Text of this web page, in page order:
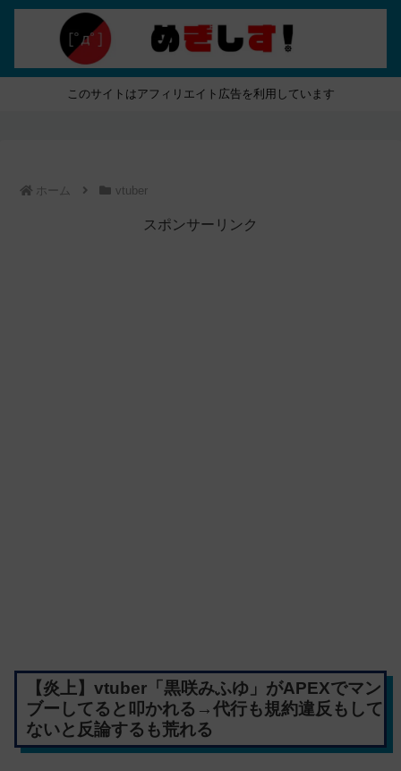
このサイトはアフィリエイト広告を利用しています
ホーム vtuber
スポンサーリンク
【炎上】vtuber「黒咲みふゆ」がAPEXでマン
ブーしてると叩かれる→代行も規約違反もして
ないと反論するも荒れる